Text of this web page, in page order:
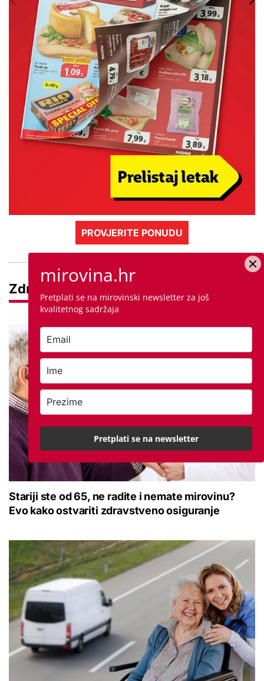
PROVJERITE PONUDU
Zdravlje
Stariji ste od 65, ne radite i nemate mirovinu?
Evo kako ostvariti zdravstveno osiguranje
mirovina.hr
Pretplati se na mirovinski newsletter za još
kvalitetnog sadržaja
Pretplati se na newsletter